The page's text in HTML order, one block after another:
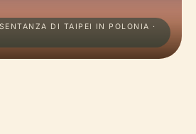
DI TAIPEI IN POLONIA ·